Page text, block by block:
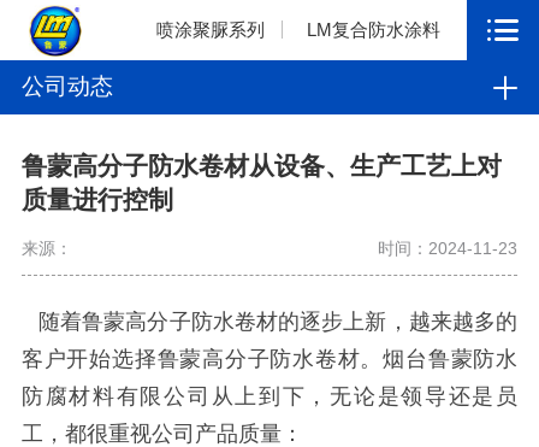
喷涂聚脲系列 LM复合防水涂料
公司动态
鲁蒙高分子防水卷材从设备、生产工艺上对
质量进行控制
来源： 时间：2024-11-23
随着鲁蒙高分子防水卷材的逐步上新，越来越多的
客户开始选择鲁蒙高分子防水卷材。烟台鲁蒙防水
防腐材料有限公司从上到下，无论是领导还是员
工，都很重视公司产品质量：